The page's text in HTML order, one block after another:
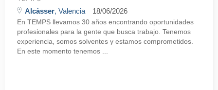
Alcàsser, Valencia 18/06/2026
En TEMPS llevamos 30 años encontrando oportunidades
profesionales para la gente que busca trabajo. Tenemos
experiencia, somos solventes y estamos comprometidos.
En este momento tenemos ...